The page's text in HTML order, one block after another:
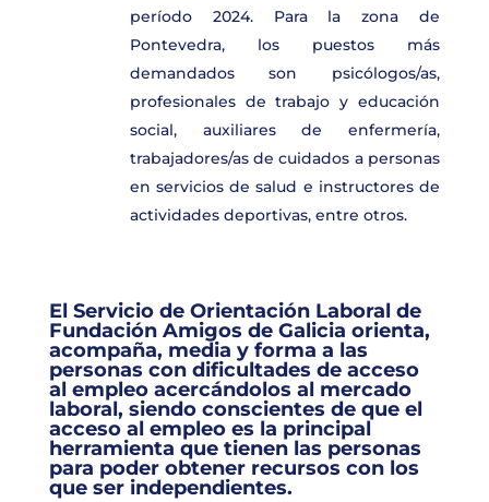
período 2024. Para la zona de
Pontevedra, los puestos más
demandados son psicólogos/as,
profesionales de trabajo y educación
social, auxiliares de enfermería,
trabajadores/as de cuidados a personas
en servicios de salud e instructores de
actividades deportivas, entre otros.
El Servicio de Orientación Laboral de
Fundación Amigos de Galicia orienta,
acompaña, media y forma a las
personas con dificultades de acceso
al empleo acercándolos al mercado
laboral, siendo conscientes de que el
acceso al empleo es la principal
herramienta que tienen las personas
para poder obtener recursos con los
que ser independientes.